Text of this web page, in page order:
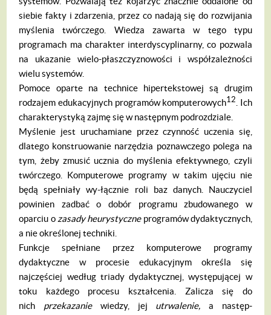
siebie fakty i zdarzenia, przez co nadają się do rozwijania
myśle­nia twórczego. Wiedza zawarta w tego ty­pu
programach ma charakter interdyscy­plinarny, co pozwala
na ukazanie wielo-płaszczyznowości i współzależności
wielu systemów.
Pomoce oparte na technice hipertekstowej są drugim
rodzajem edukacyjnych pro­gramów komputerowych12
. Ich
charaktery­styką zajmę się w następnym podrozdziale.
Myślenie jest uruchamiane przez czyn­ność uczenia się,
dlatego konstruowanie narzędzia poznawczego polega na
tym, że­by zmusić ucznia do myślenia efektywne­go, czyli
twórczego. Komputerowe progra­my w takim ujęciu nie
będą spełniały wy-łącznie roli baz danych. Nauczyciel
powi­nien zadbać o dobór programu zbudowa­nego w
oparciu o zasady heurystyczne pro­gramów dydaktycznych,
a nie określonej techniki.
Funkcje spełniane przez komputerowe programy
dydaktyczne w procesie eduka­cyjnym określa się
najczęściej według triady dydaktycznej, występującej w
toku każdego procesu kształcenia. Zalicza się do
nich przekazanie wiedzy, jej utrwalenie,a następ­